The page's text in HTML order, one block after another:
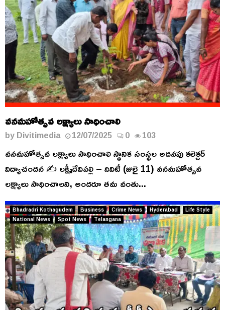
వనమహోత్సవ లక్ష్యాలు సాధించాలి
byDivitimedia 12/07/2025 0 103
వనమహోత్సవ లక్ష్యాలు సాధించాలి స్థానిక సంస్థల అదనపు కలెక్టర్
విద్యాచందన ✍️ లక్ష్మీదేవిపల్లి – దివిటీ (జులై 11) వనమహోత్సవ
లక్ష్యాలు సాధించాలని, అందరూ తమ వంతు...
Bhadradri Kothagudem Business Crime News Hyderabad
Life Style
National News
Spot News Telangana